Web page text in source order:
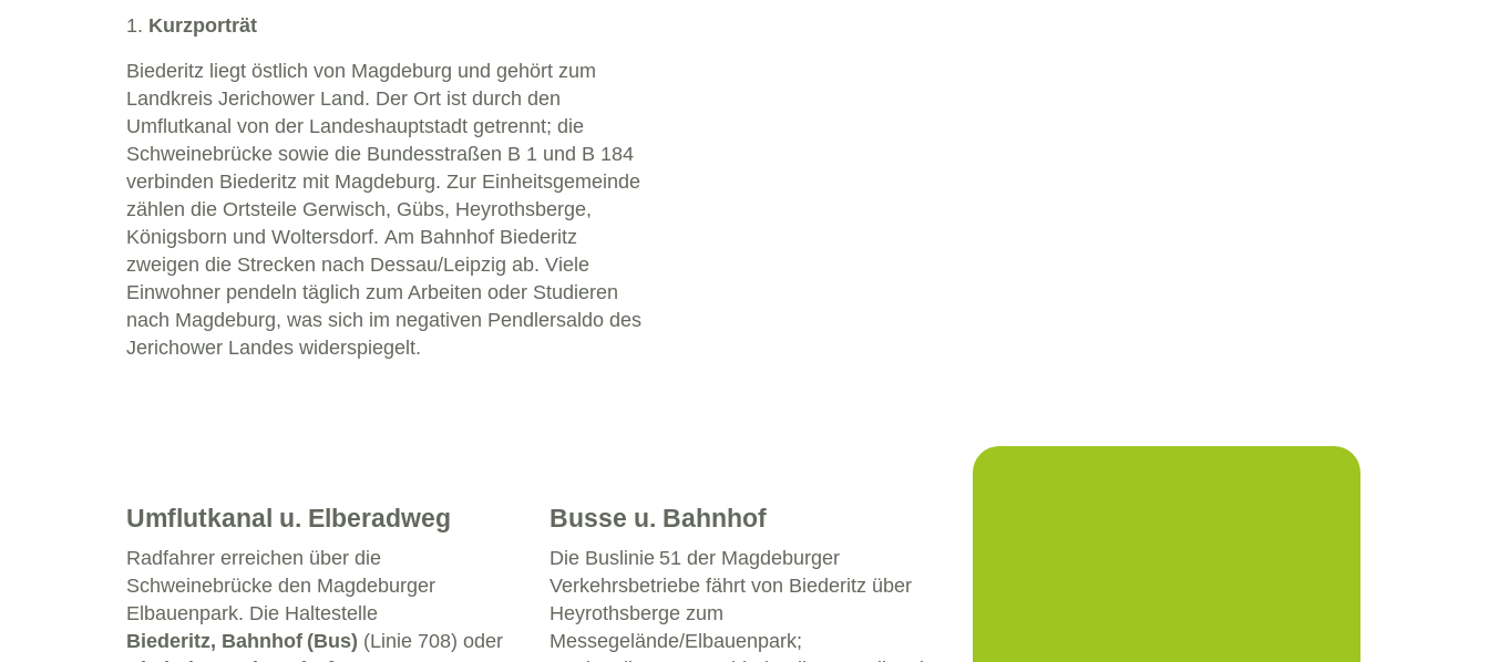
1. Kurzporträt
Biederitz liegt östlich von Magdeburg und gehört zum
Landkreis Jerichower Land. Der Ort ist durch den
Umflutkanal von der Landeshauptstadt getrennt; die
Schweinebrücke sowie die Bundesstraßen B 1 und B 184
verbinden Biederitz mit Magdeburg. Zur Einheitsgemeinde
zählen die Ortsteile Gerwisch, Gübs, Heyrothsberge,
Königsborn und Woltersdorf. Am Bahnhof Biederitz
zweigen die Strecken nach Dessau/Leipzig ab. Viele
Einwohner pendeln täglich zum Arbeiten oder Studieren
nach Magdeburg, was sich im negativen Pendlersaldo des
Jerichower Landes widerspiegelt.
Umflutkanal u. Elberadweg
Radfahrer erreichen über die
Schweinebrücke den Magdeburger
Elbauenpark. Die Haltestelle
Biederitz, Bahnhof (Bus) (Linie 708) oder
Busse u. Bahnhof
Die Buslinie 51 der Magdeburger
Verkehrsbetriebe fährt von Biederitz über
Heyrothsberge zum
Messegelände/Elbauenpark;